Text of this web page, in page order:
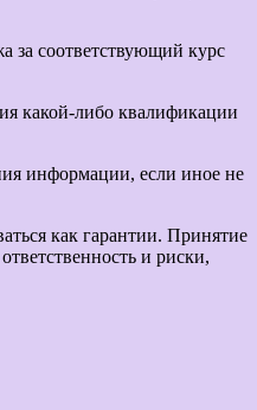
за соответствующий курс
какой-либо квалификации
информации, если иное не
как гарантии. Принятие
и риски,